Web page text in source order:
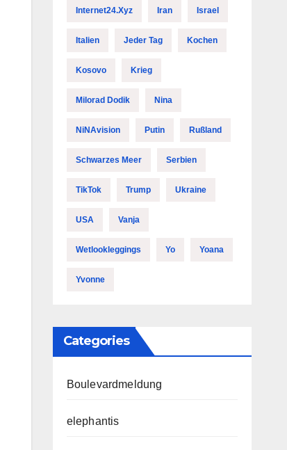
Internet24.xyz Iran Israel
Italien Jeder Tag Kochen
Kosovo Krieg
Milorad Dodik Nina
NiNAvision Putin Rußland
Schwarzes Meer Serbien
TikTok Trump Ukraine
USA Vanja
Wetlookleggings Yo Yoana
Yvonne
Categories
Boulevardmeldung
elephantis